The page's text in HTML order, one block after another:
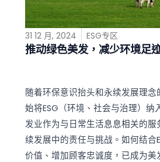
31 12 月, 2024 ESG专区
推动绿色美发，减少环境足
随着环保意识抬头和永续发展理
始将ESG（环境、社会与治理）纳
发业作为与日常生活息息相关的服
续发展中的责任与挑战。如何结合
价值、增加顾客忠诚度，已成为美